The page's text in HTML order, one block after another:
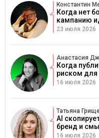
Константин
Когда нет
кампанию
23 июля 2026
Анастасия
Когда
риском для
16 июля 2026
Татьяна
AI
бренд и
16 июля 2026